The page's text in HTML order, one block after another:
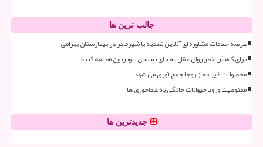
جالب ترین ها
عرضه خدمات مشاوره ای آنلاین تغذیه با شیرمادر در بیمارستان بهرامی
برای کاهش خطر زوال عقل به جای تماشای تلویزیون مطالعه کنید
محصولات غیر مجاز روجا جمع آوری می شود
ممنوعیت ورود حیوانات خانگی به غذاخوری ها
جدیدترین ها